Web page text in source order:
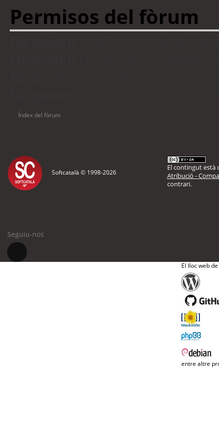
Permisos del fòrum
Índex del fòrum
Softcatalà © 1998-2026
El contingut està
Atribució -
contrari.
Seguiu-nos
El lloc web
entre altre